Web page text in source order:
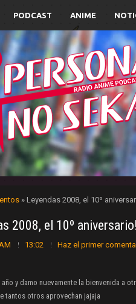
PODCAST ANIME
» Leyendas 2008, el 10º
2008, el 10º
13:02 Haz el primer
y damo nuevamente la bienvenida a
tantos otros aprovechan jajaja